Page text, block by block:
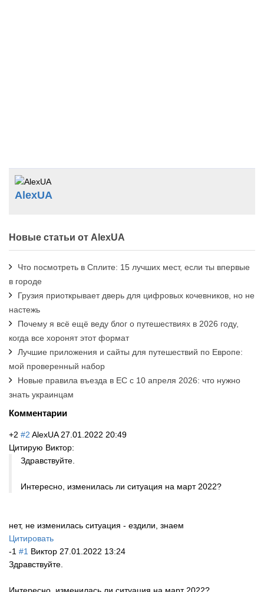
AlexUA
Новые статьи от AlexUA
Что посмотреть в Сплите: 15 лучших мест, если ты впервые
в городе
Грузия приоткрывает дверь для цифровых кочевников, но не
настежь
Почему я всё ещё веду блог о путешествиях в 2026 году,
когда все хоронят этот формат
Лучшие приложения и сайты для путешествий по Европе:
мой проверенный набор
Новые правила въезда в ЕС с 10 апреля 2026: что нужно
знать украинцам
Комментарии
+2 #2 AlexUA 27.01.2022 20:49
Цитирую Виктор:
Здравствуйте.
Интересно, изменилась ли ситуация на март 2022?
нет, не изменилась ситуация - ездили, знаем
Цитировать
-1 #1 Виктор 27.01.2022 13:24
Здравствуйте.